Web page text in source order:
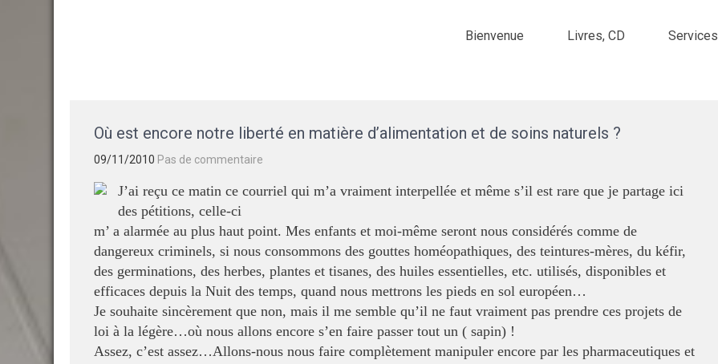
Bienvenue Livres, CD Services
Où est encore notre liberté en matière d’alimentation et de soins naturels ?
09/11/2010 Pas de commentaire
J’ai reçu ce matin ce courriel qui m’a vraiment interpellée et même s’il est rare que je partage ici
des pétitions, celle-ci
m’ a alarmée au plus haut point. Mes enfants et moi-même seront nous considérés comme de
dangereux criminels, si nous consommons des gouttes homéopathiques, des teintures-mères, du kéfir,
des germinations, des herbes, plantes et tisanes, des huiles essentielles, etc. utilisés, disponibles et
efficaces depuis la Nuit des temps, quand nous mettrons les pieds en sol européen…
Je souhaite sincèrement que non, mais il me semble qu’il ne faut vraiment pas prendre ces projets de
loi à la légère…où nous allons encore s’en faire passer tout un ( sapin) !
Assez, c’est assez…Allons-nous nous faire complètement manipuler encore par les pharmaceutiques et